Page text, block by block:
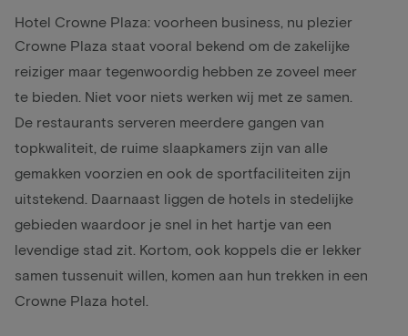
Hotel Crowne Plaza: voorheen business, nu plezier
Crowne Plaza staat vooral bekend om de zakelijke
reiziger maar tegenwoordig hebben ze zoveel meer
te bieden. Niet voor niets werken wij met ze samen.
De restaurants serveren meerdere gangen van
topkwaliteit, de ruime slaapkamers zijn van alle
gemakken voorzien en ook de sportfaciliteiten zijn
uitstekend. Daarnaast liggen de hotels in stedelijke
gebieden waardoor je snel in het hartje van een
levendige stad zit. Kortom, ook koppels die er lekker
samen tussenuit willen, komen aan hun trekken in een
Crowne Plaza hotel.